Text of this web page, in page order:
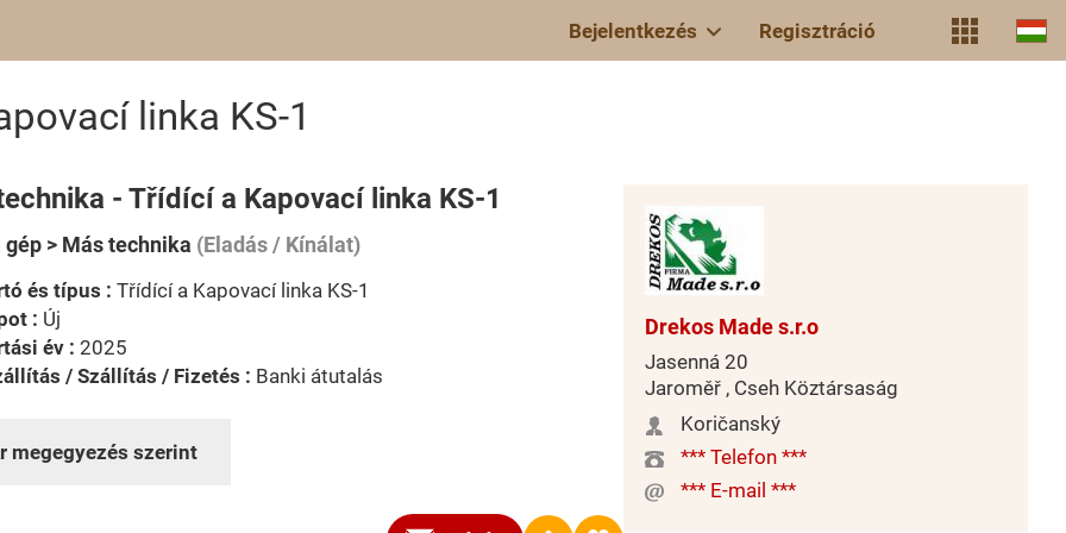
Bejelentkezés Regisztráció
linka KS-1
- Třídící a Kapovací linka KS-1
> Más technika (Eladás / Kínálat)
és típus : Třídící a Kapovací linka KS-1
: Új
év : 2025
/ Szállítás / Fizetés : Banki átutalás
megegyezés szerint
Drekos Made s.r.o
Jasenná 20
Jaroměř , Cseh Köztársaság
Koričanský
*** Telefon ***
*** E-mail ***